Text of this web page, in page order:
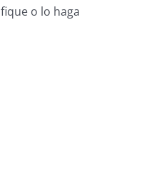
o lo haga